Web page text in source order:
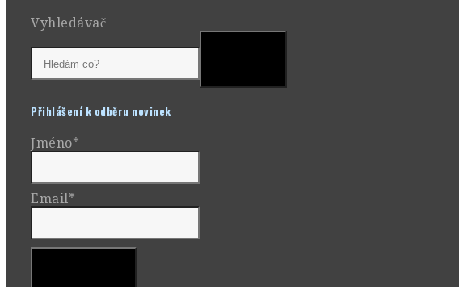
Vyhledávač
Přihlášení k odběru novinek
Jméno*
Email*